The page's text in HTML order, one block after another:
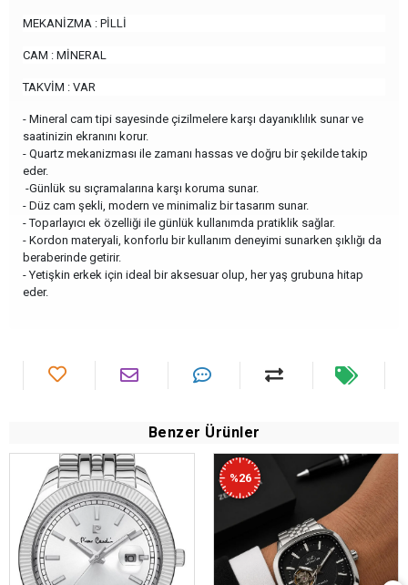
MEKANİZMA : PİLLİ
CAM : MİNERAL
TAKVİM : VAR
- Mineral cam tipi sayesinde çizilmelere karşı dayanıklılık sunar ve
saatinizin ekranını korur.
- Quartz mekanizması ile zamanı hassas ve doğru bir şekilde takip
eder.
-Günlük su sıçramalarına karşı koruma sunar.
- Düz cam şekli, modern ve minimaliz bir tasarım sunar.
- Toparlayıcı ek özelliği ile günlük kullanımda pratiklik sağlar.
- Kordon materyali, konforlu bir kullanım deneyimi sunarken şıklığı da
beraberinde getirir.
- Yetişkin erkek için ideal bir aksesuar olup, her yaş grubuna hitap
eder.
Benzer Ürünler
%26